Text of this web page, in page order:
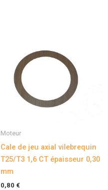
Moteur
Cale de jeu axial vilebrequin
T25/T3 1,6 CT épaisseur 0,30
mm
0,80 €